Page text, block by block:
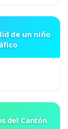
de un niño
del Cantón